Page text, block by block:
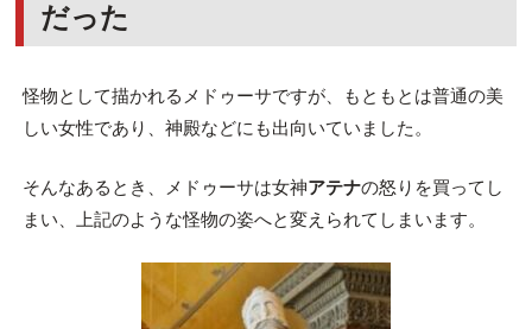
だった
怪物として描かれるメドゥーサですが、もともとは普通の美
しい女性であり、神殿などにも出向いていました。
そんなあるとき、メドゥーサは女神アテナの怒りを買ってし
まい、上記のような怪物の姿へと変えられてしまいます。